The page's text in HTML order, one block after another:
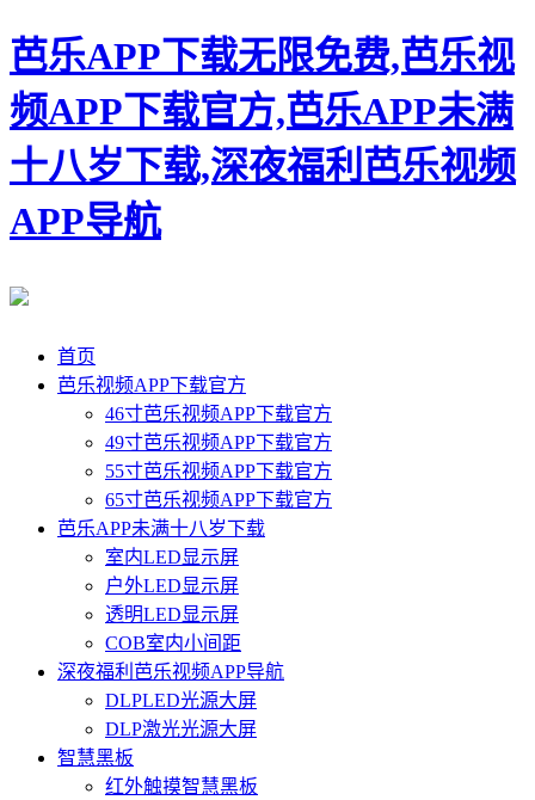
芭乐APP下载无限免费,芭乐视
频APP下载官方,芭乐APP未满
十八岁下载,深夜福利芭乐视频
APP导航
首页
芭乐视频APP下载官方
46寸芭乐视频APP下载官方
49寸芭乐视频APP下载官方
55寸芭乐视频APP下载官方
65寸芭乐视频APP下载官方
芭乐APP未满十八岁下载
室内LED显示屏
户外LED显示屏
透明LED显示屏
COB室内小间距
深夜福利芭乐视频APP导航
DLPLED光源大屏
DLP激光光源大屏
智慧黑板
红外触摸智慧黑板